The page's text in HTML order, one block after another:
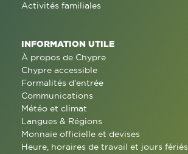
Activités familiales
INFORMATION UTILE
À propos de Chypre
Chypre accessible
Formalités d'entrée
Communications
Météo et climat
Langues & Régions
Monnaie officielle et devises
Heure, horaires de travail et jours fériés